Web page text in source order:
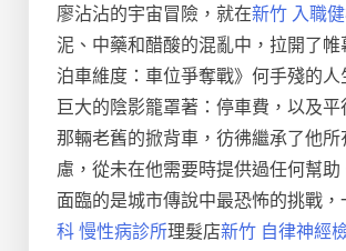
廖沾沾的宇宙冒險，就在新竹 入職
泥、中藥和醋酸的混亂中，拉開了
泊車維度：車位爭奪戰》何手殘的人
巨大的陰影籠罩著：停車費，以及
那輛老舊的掀背車，彷彿繼承了他所
慮，從未在他需要時提供過任何幫
面臨的是城市傳說中最恐怖的挑戰，
科 慢性病診所理髮店新竹 自律神經